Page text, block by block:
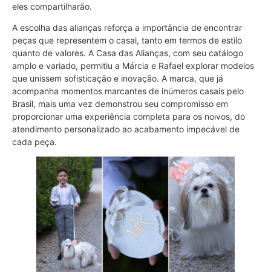
eles compartilharão.
A escolha das alianças reforça a importância de encontrar
peças que representem o casal, tanto em termos de estilo
quanto de valores. A Casa das Alianças, com seu catálogo
amplo e variado, permitiu a Márcia e Rafael explorar modelos
que unissem sofisticação e inovação. A marca, que já
acompanha momentos marcantes de inúmeros casais pelo
Brasil, mais uma vez demonstrou seu compromisso em
proporcionar uma experiência completa para os noivos, do
atendimento personalizado ao acabamento impecável de
cada peça.